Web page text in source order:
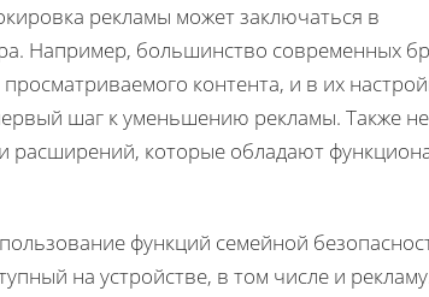
рекламы может заключаться в
Например, большинство современных
контента, и в их
шаг к уменьшению рекламы. Также
расширений, которые обладают
функций семейной
на устройстве, в том числе и